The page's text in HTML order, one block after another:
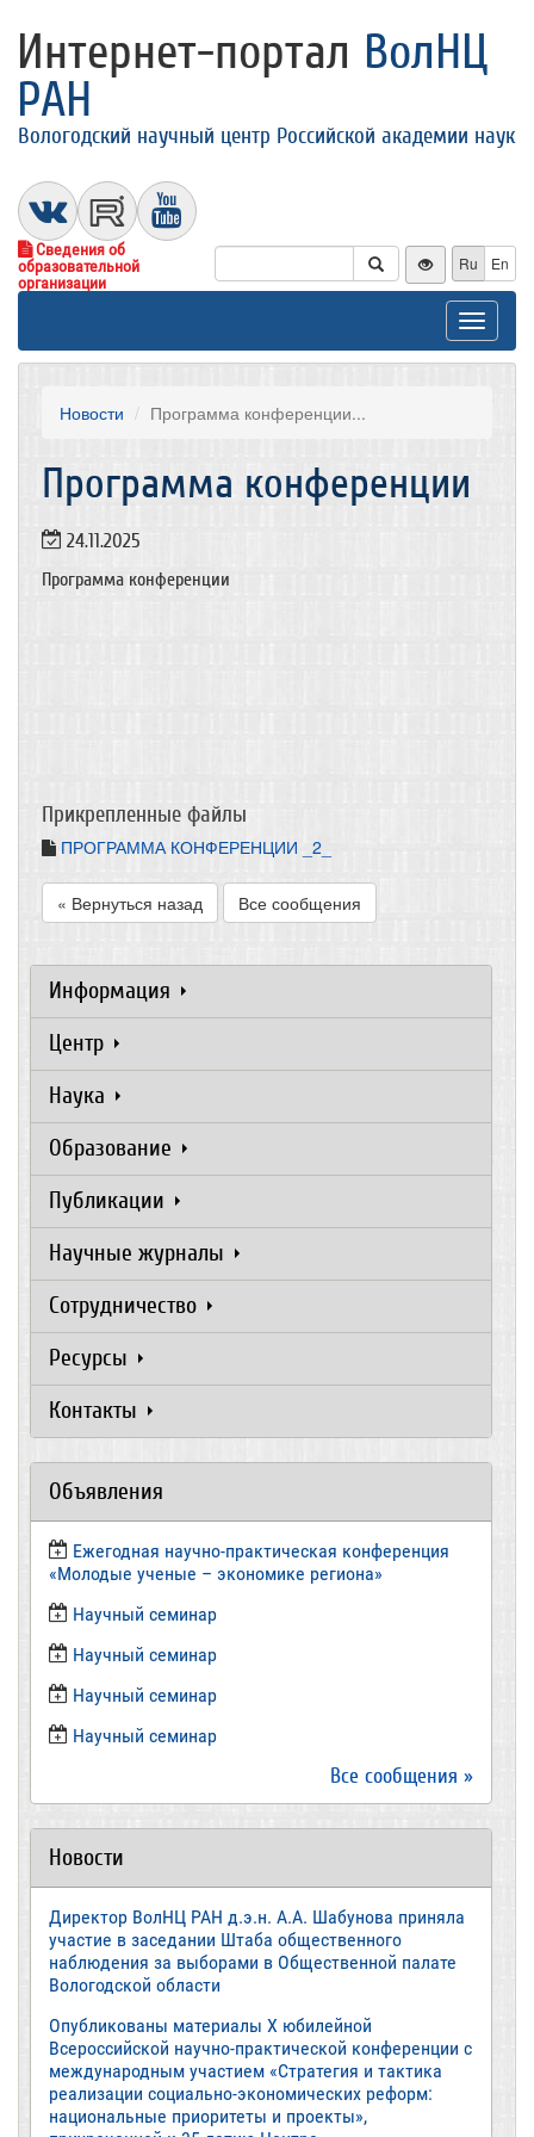
Интернет-портал ВолНЦ
РАН
Вологодский научный центр Российской академии наук
Сведения об
образовательной
организации
Ru En
Toggle
Новости Программа конференции...
Программа конференции
24.11.2025
Программа конференции
Прикрепленные файлы
ПРОГРАММА КОНФЕРЕНЦИИ _2_
« Вернуться назад Все сообщения
Информация
Центр
Наука
Образование
Публикации
Научные журналы
Сотрудничество
Ресурсы
Контакты
Объявления
Ежегодная научно-практическая конференция
«Молодые ученые – экономике региона»
​Научный семинар
​Научный семинар
Научный семинар
​Научный семинар
Все сообщения »
Новости
Директор ВолНЦ РАН д.э.н. А.А. Шабунова приняла
участие в заседании Штаба общественного
наблюдения за выборами в Общественной палате
Вологодской области
Опубликованы материалы X юбилейной
Всероссийской научно-практической конференции с
международным участием «Стратегия и тактика
реализации социально-экономических реформ:
национальные приоритеты и проекты»,